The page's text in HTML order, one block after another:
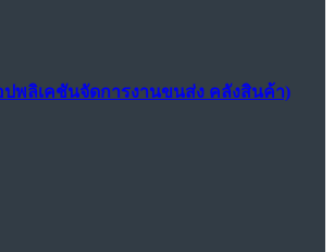
ปพลิเคชันจัดการงานขนส่ง คลังสินค้า)